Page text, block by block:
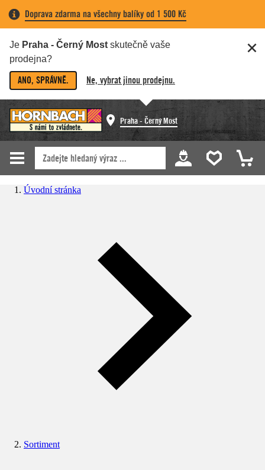
Doprava zdarma na všechny balíky od 1 500 Kč
Je Praha - Černý Most skutečně vaše
prodejna?
ANO, SPRÁVNĚ. Ne, vybrat jinou prodejnu.
Praha - Černý Most
Úvodní stránka
Sortiment